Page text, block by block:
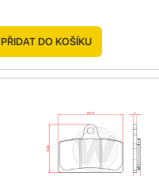
PŘIDAT DO KOŠÍKU